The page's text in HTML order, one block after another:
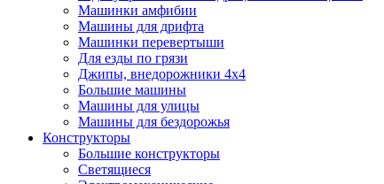
Машинки амфибии
Машины для дрифта
Машинки перевертыши
Для езды по грязи
Джипы, внедорожники 4x4
Большие машины
Машины для улицы
Машины для бездорожья
Конструкторы
Большие конструкторы
Светящиеся